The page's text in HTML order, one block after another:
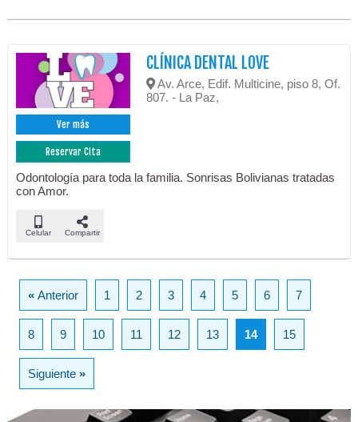
Ver más
Reservar Cita
CLÍNICA DENTAL LOVE
Av. Arce, Edif. Multicine, piso 8, Of.
807. - La Paz,
Odontología para toda la familia. Sonrisas Bolivianas tratadas
con Amor.
Celular Compartir
«Anterior 1 2 3 4 5 6 7
8 9 10 11 12 13 14 15
Siguiente»